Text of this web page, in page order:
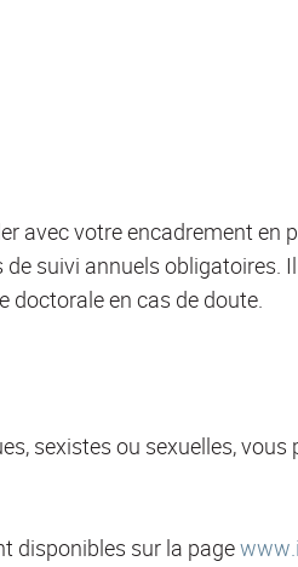
votre encadrement en
suivi annuels obligatoires.
doctorale en cas de doute.
sexistes ou sexuelles,
disponibles sur la page